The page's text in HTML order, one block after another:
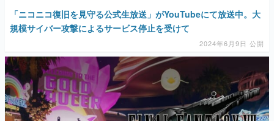
ゲームが変えた日本語
「経験値」「裏技」「ラスボス」… ゲームにまつわる言葉
の起源や用法の変遷を、コンピューター文化史研究家・タ
イニーP氏が徹底調査。
カテゴリ
特集記事
マンガ
「ニコニコ復旧を見守る公式生放送」がYouTubeにて放送中。大
規模サイバー攻撃によるサービス停止を受けて
2024年6月9日 公開